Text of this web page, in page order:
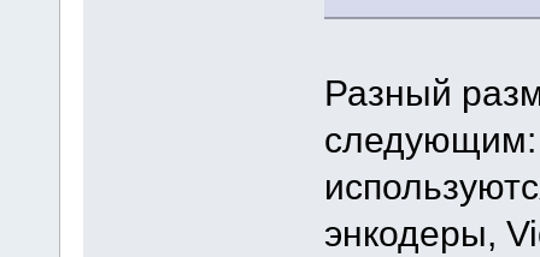
Разный
следующим:
энкодеры,